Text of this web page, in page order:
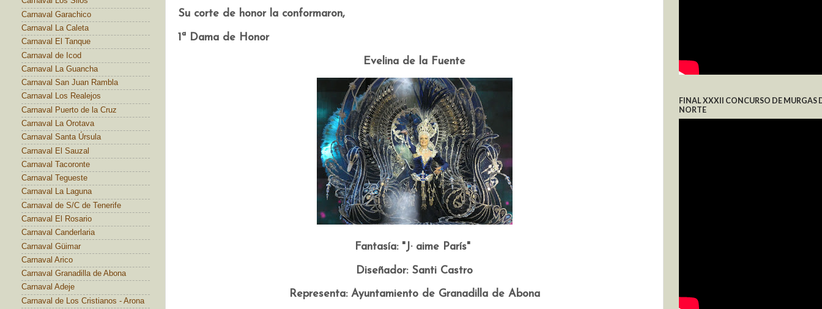
Su corte de honor la conformaron,
1ª Dama de Honor
Evelina de la Fuente
Fantasía: "J· aime París"
Diseñador: Santi Castro
Representa: Ayuntamiento de Granadilla de Abona
Carnaval Garachico
Carnaval La Caleta
Carnaval El Tanque
Carnaval de Icod
Carnaval La Guancha
Carnaval San Juan Rambla
Carnaval Los Realejos
Carnaval Puerto de la Cruz
Carnaval La Orotava
Carnaval Santa Úrsula
Carnaval El Sauzal
Carnaval Tacoronte
Carnaval Tegueste
Carnaval La Laguna
Carnaval de S/C de Tenerife
Carnaval El Rosario
Carnaval Canderlaria
Carnaval Güimar
Carnaval Arico
Carnaval Granadilla de Abona
Carnaval Adeje
Carnaval de Los Cristianos - Arona
FINAL XXXII CONCURSO DE MURGAS
NORTE